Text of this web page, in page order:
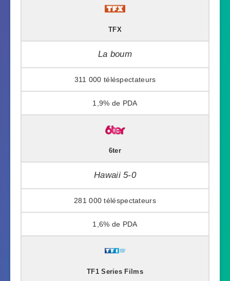
TFX
La boum
311 000
1,9%
6ter
Hawaii 5-0
281 000
1,6%
TF1 Series Films